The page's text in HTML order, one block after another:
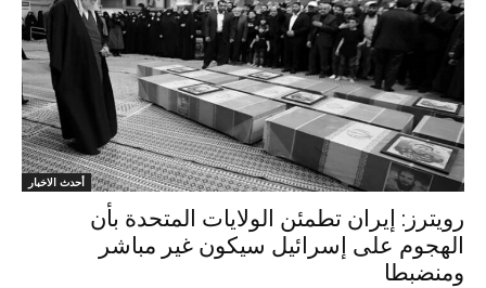
أحدث الاخبار
رويترز: إيران تطمئن الولايات المتحدة بأن
الهجوم على إسرائيل سيكون غير مباشر
ومنضبطا